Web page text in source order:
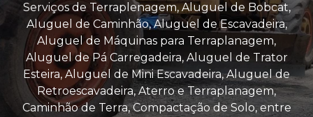
Serviços de Terraplenagem, Aluguel de Bobcat,
Aluguel de Caminhão, Aluguel de Escavadeira,
Aluguel de Máquinas para Terraplanagem,
Aluguel de Pá Carregadeira, Aluguel de Trator
Esteira, Aluguel de Mini Escavadeira, Aluguel de
Retroescavadeira, Aterro e Terraplanagem,
Caminhão de Terra, Compactação de Solo, entre